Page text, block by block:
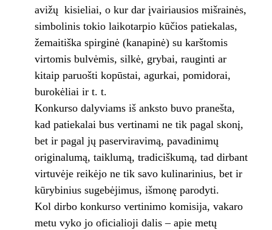
avižų kisieliai, o kur dar įvairiausios mišrainės,
simbolinis tokio laikotarpio kūčios patiekalas,
žemaitiška spirginė (kanapinė) su karštomis
virtomis bulvėmis, silkė, grybai, rauginti ar
kitaip paruošti kopūstai, agurkai, pomidorai,
burokėliai ir t. t.
Konkurso dalyviams iš anksto buvo pranešta,
kad patiekalai bus vertinami ne tik pagal skonį,
bet ir pagal jų paserviravimą, pavadinimų
originalumą, taiklumą, tradiciškumą, tad dirbant
virtuvėje reikėjo ne tik savo kulinarinius, bet ir
kūrybinius sugebėjimus, išmonę parodyti.
Kol dirbo konkurso vertinimo komisija, vakaro
metu vyko jo oficialioji dalis – apie metų